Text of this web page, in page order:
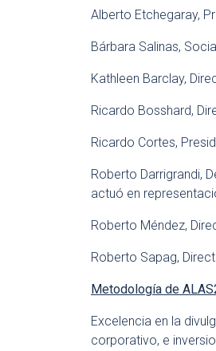
Alberto Etchegaray,
Bárbara Salinas,
Kathleen Barclay,
Ricardo Bosshard,
Ricardo Cortes,
Roberto Darrigrandi,
actuó en
Roberto Méndez,
Roberto Sapag,
Metodología de
Excelencia en la
corporativo, e